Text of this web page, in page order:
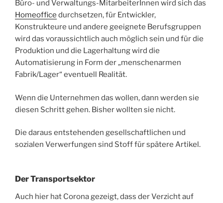
Büro- und Verwaltungs-MitarbeiterInnen wird sich das
Homeoffice durchsetzen, für Entwickler,
Konstrukteure und andere geeignete Berufsgruppen
wird das voraussichtlich auch möglich sein und für die
Produktion und die Lagerhaltung wird die
Automatisierung in Form der „menschenarmen
Fabrik/Lager“ eventuell Realität.
Wenn die Unternehmen das wollen, dann werden sie
diesen Schritt gehen. Bisher wollten sie nicht.
Die daraus entstehenden gesellschaftlichen und
sozialen Verwerfungen sind Stoff für spätere Artikel.
Der Transportsektor
Auch hier hat Corona gezeigt, dass der Verzicht auf